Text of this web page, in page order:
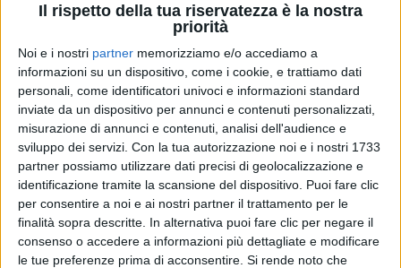
Il rispetto della tua riservatezza è la nostra
priorità
Noi e i nostri partner memorizziamo e/o accediamo a
informazioni su un dispositivo, come i cookie, e trattiamo dati
personali, come identificatori univoci e informazioni standard
inviate da un dispositivo per annunci e contenuti personalizzati,
misurazione di annunci e contenuti, analisi dell'audience e
sviluppo dei servizi. Con la tua autorizzazione noi e i nostri 1733
partner possiamo utilizzare dati precisi di geolocalizzazione e
identificazione tramite la scansione del dispositivo. Puoi fare clic
per consentire a noi e ai nostri partner il trattamento per le
finalità sopra descritte. In alternativa puoi fare clic per negare il
consenso o accedere a informazioni più dettagliate e modificare
le tue preferenze prima di acconsentire. Si rende noto che
vista della nuova
tournée nei club
IlTour 2025inizieràda Roma il 29 novembre, per
andare avanti il mese successivo nelle città di
Molfetta (Bari),Milano,Bolognae finire il22
dicembreproprio nella città dell’artista,Napoli.
Tropico mantiene così la promessa di nuovi concerti
che aveva fatto pochi giorni fa al lancio del suo
nuovo singolo, “ Perché mi sono innamorato di te
in rotazione suRadio Italia solomusicaitaliana.